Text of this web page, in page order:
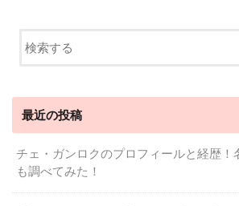
最近の投稿
チェ・ガンロクのプロフィールと経歴！
も調べてみた！